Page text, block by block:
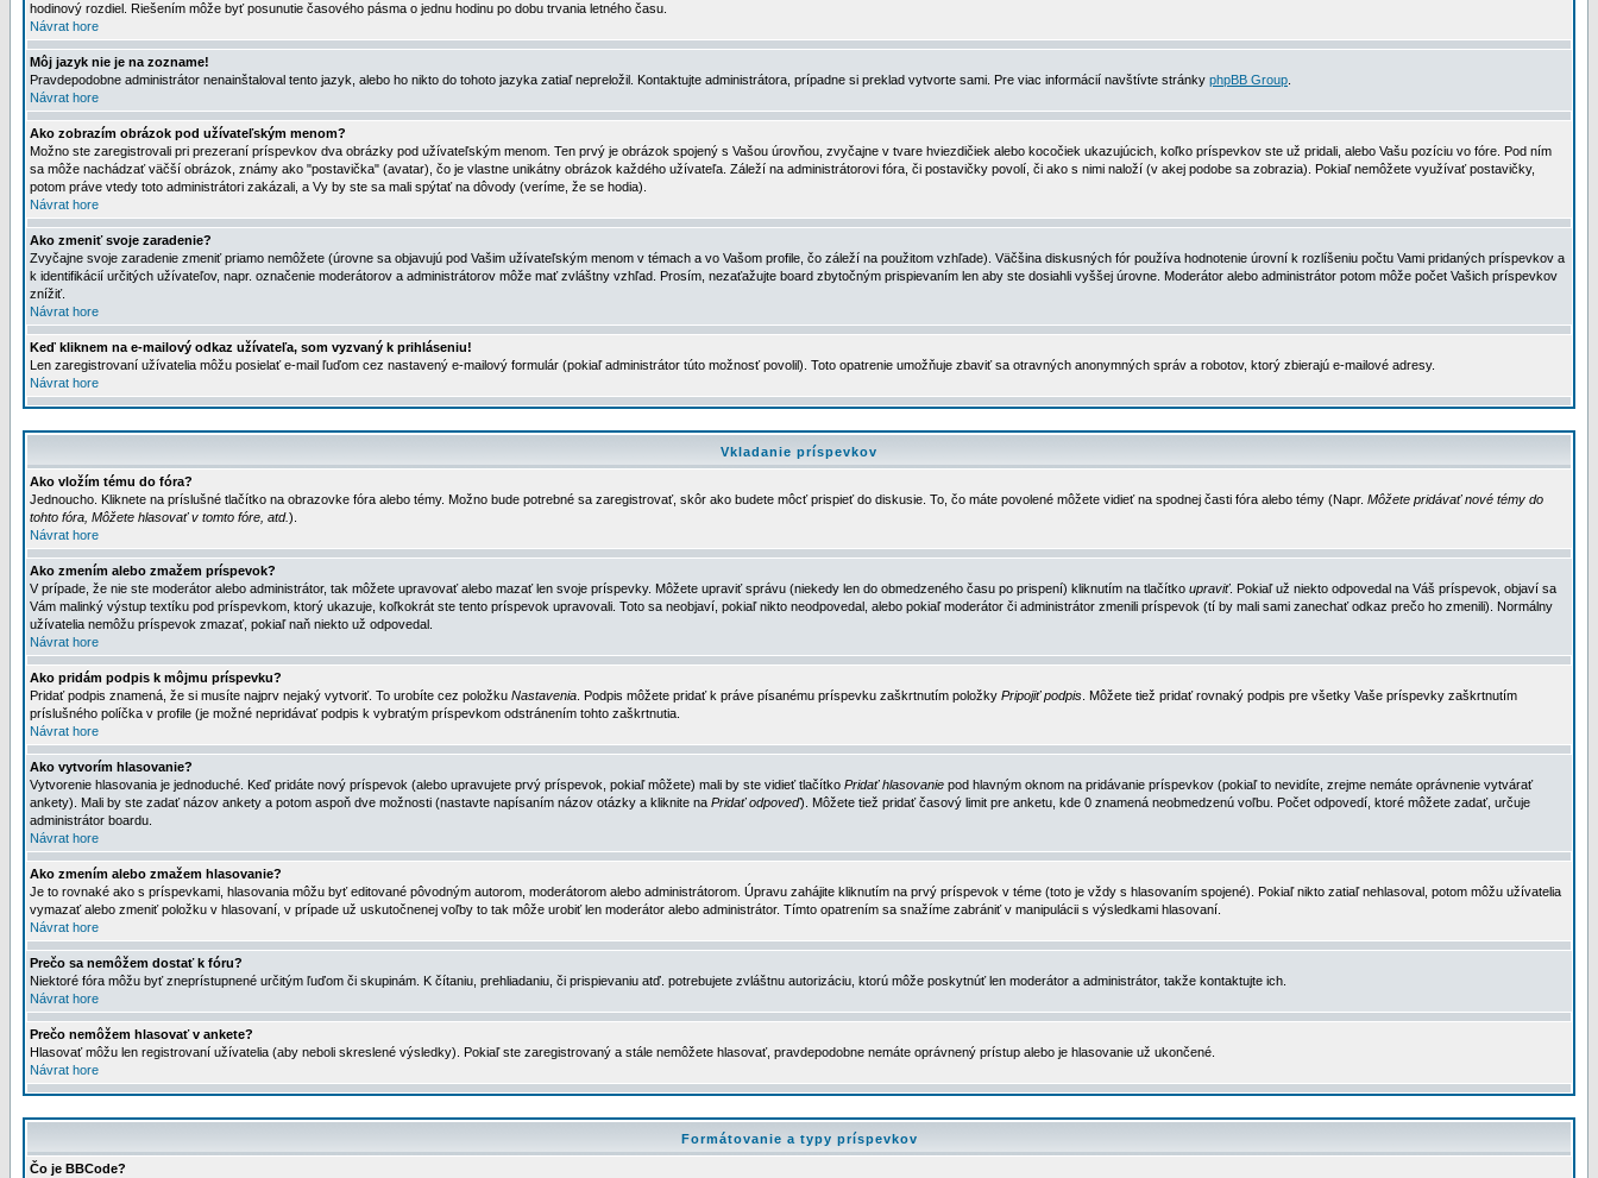
hodinový rozdiel. Riešením môže byť posunutie časového pásma o jednu hodinu po dobu trvania letného času.
Návrat hore
Môj jazyk nie je na zozname!
Pravdepodobne administrátor nenainštaloval tento jazyk, alebo ho nikto do tohoto jazyka zatiaľ nepreložil. Kontaktujte administrátora, prípadne si preklad vytvorte sami. Pre viac informácií navštívte stránky phpBB Group
Návrat hore
Ako zobrazím obrázok pod užívateľským menom?
Možno ste zaregistrovali pri prezeraní príspevkov dva obrázky pod užívateľským menom. Ten prvý je obrázok spojený s Vašou úrovňou, zvyčajne v tvare hviezdičiek alebo kocočiek ukazujúcich, koľko príspevkov ste už pridali, alebo Vašu pozíciu vo fóre. Pod ním
sa môže nachádzať väčší obrázok, známy ako "postavička" (avatar), čo je vlastne unikátny obrázok každého užívateľa. Záleží na administrátorovi fóra, či postavičky povolí, či ako s nimi naloží (v akej podobe sa zobrazia). Pokiaľ nemôžete využívať postavičky,
potom práve vtedy toto administrátori zakázali, a Vy by ste sa mali spýtať na dôvody (veríme, že se hodia).
Návrat hore
Ako zmeniť svoje zaradenie?
Zvyčajne svoje zaradenie zmeniť priamo nemôžete (úrovne sa objavujú pod Vašim užívateľským menom v témach a vo Vašom profile, čo záleží na použitom vzhľade). Väčšina diskusných fór používa hodnotenie úrovní k rozlíšeniu počtu Vami pridaných príspevkov a
k identifikácií určitých užívateľov, napr. označenie moderátorov a administrátorov môže mať zvláštny vzhľad. Prosím, nezaťažujte board zbytočným prispievaním len aby ste dosiahli vyššej úrovne. Moderátor alebo administrátor potom môže počet Vašich príspevkov
znížiť.
Návrat hore
Keď kliknem na e-mailový odkaz užívateľa, som vyzvaný k prihláseniu!
Len zaregistrovaní užívatelia môžu posielať e-mail ľuďom cez nastavený e-mailový formulár (pokiaľ administrátor túto možnosť povolil). Toto opatrenie umožňuje zbaviť sa otravných anonymných správ a robotov, ktorý zbierajú e-mailové adresy.
Návrat hore
Vkladanie príspevkov
Ako vložím tému do fóra?
Jednoucho. Kliknete na príslušné tlačítko na obrazovke fóra alebo témy. Možno bude potrebné sa zaregistrovať, skôr ako budete môcť prispieť do diskusie. To, čo máte povolené môžete vidieť na spodnej časti fóra alebo témy (Napr. Môžete pridávať nové témy do
tohto fóra, Môžete hlasovať v tomto fóre, atd.).
Návrat hore
Ako zmením alebo zmažem príspevok?
V prípade, že nie ste moderátor alebo administrátor, tak môžete upravovať alebo mazať len svoje príspevky. Môžete upraviť správu (niekedy len do obmedzeného času po prispení) kliknutím na tlačítko upraviť. Pokiaľ už niekto odpovedal na Váš príspevok, objaví sa
Vám malinký výstup textíku pod príspevkom, ktorý ukazuje, koľkokrát ste tento príspevok upravovali. Toto sa neobjaví, pokiaľ nikto neodpovedal, alebo pokiaľ moderátor či administrátor zmenili príspevok (tí by mali sami zanechať odkaz prečo ho zmenili). Normálny
užívatelia nemôžu príspevok zmazať, pokiaľ naň niekto už odpovedal.
Návrat hore
Ako pridám podpis k môjmu príspevku?
Pridať podpis znamená, že si musíte najprv nejaký vytvoriť. To urobíte cez položku Nastavenia . Podpis môžete pridať k práve písanému príspevku zaškrtnutím položky Pripojiť podpis . Môžete tiež pridať rovnaký podpis pre všetky Vaše príspevky zaškrtnutím
príslušného políčka v profile (je možné nepridávať podpis k vybratým príspevkom odstránením tohto zaškrtnutia.
Návrat hore
Ako vytvorím hlasovanie?
Vytvorenie hlasovania je jednoduché. Keď pridáte nový príspevok (alebo upravujete prvý príspevok, pokiaľ môžete) mali by ste vidieť tlačítko Pridať hlasovanie pod hlavným oknom na pridávanie príspevkov (pokiaľ to nevidíte, zrejme nemáte oprávnenie vytvárať
ankety). Mali by ste zadať názov ankety a potom aspoň dve možnosti (nastavte napísaním názov otázky a kliknite na Pridať odpoveď). Môžete tiež pridať časový limit pre anketu, kde 0 znamená neobmedzenú voľbu. Počet odpovedí, ktoré môžete zadať, určuje
administrátor boardu.
Návrat hore
Ako zmením alebo zmažem hlasovanie?
Je to rovnaké ako s príspevkami, hlasovania môžu byť editované pôvodným autorom, moderátorom alebo administrátorom. Úpravu zahájite kliknutím na prvý príspevok v téme (toto je vždy s hlasovaním spojené). Pokiaľ nikto zatiaľ nehlasoval, potom môžu užívatelia
vymazať alebo zmeniť položku v hlasovaní, v prípade už uskutočnenej voľby to tak môže urobiť len moderátor alebo administrátor. Tímto opatrením sa snažíme zabrániť v manipulácii s výsledkami hlasovaní.
Návrat hore
Prečo sa nemôžem dostať k fóru?
Niektoré fóra môžu byť zneprístupnené určitým ľuďom či skupinám. K čítaniu, prehliadaniu, či prispievaniu atď. potrebujete zvláštnu autorizáciu, ktorú môže poskytnúť len moderátor a administrátor, takže kontaktujte ich.
Návrat hore
Prečo nemôžem hlasovať v ankete?
Hlasovať môžu len registrovaní užívatelia (aby neboli skreslené výsledky). Pokiaľ ste zaregistrovaný a stále nemôžete hlasovať, pravdepodobne nemáte oprávnený prístup alebo je hlasovanie už ukončené.
Návrat hore
Formátovanie a typy príspevkov
Čo je BBCode?